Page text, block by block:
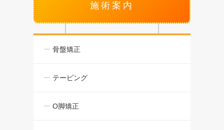
施術案内
骨盤矯正
テーピング
O脚矯正